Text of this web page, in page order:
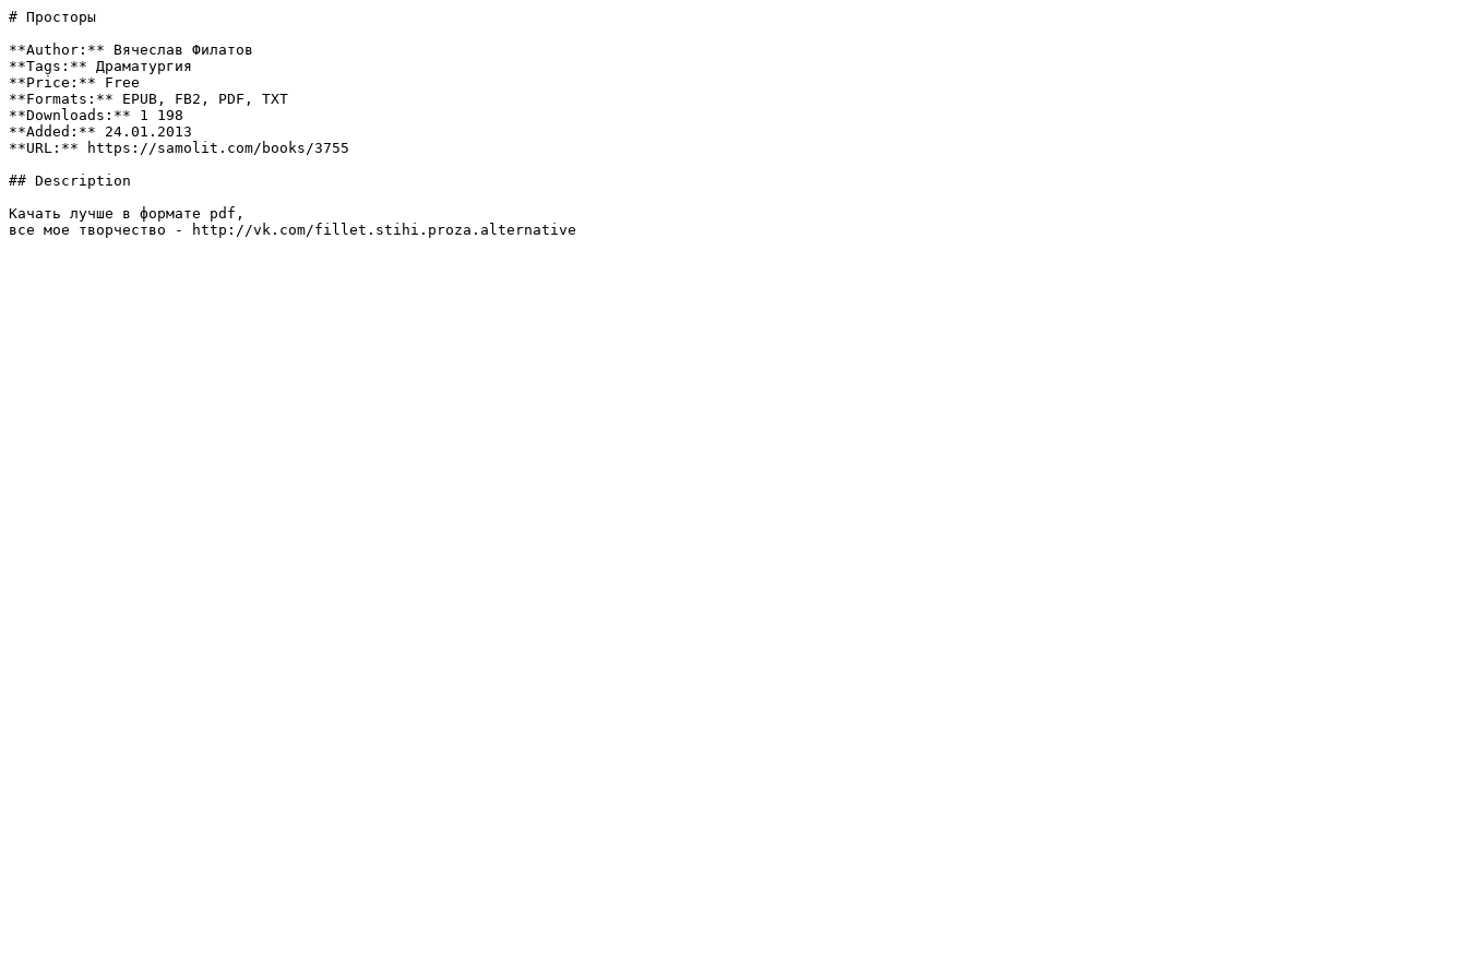
# Просторы
**Author:** Вячеслав Филатов
**Tags:** Драматургия
**Price:** Free
**Formats:** EPUB, FB2, PDF, TXT
**Downloads:** 1 198
**Added:** 24.01.2013
**URL:** https://samolit.com/books/3755
## Description
Качать лучше в формате pdf,
все мое творчество - http://vk.com/fillet.stihi.proza.alternative